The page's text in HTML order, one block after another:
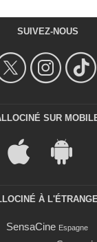
SUIVEZ-NOUS
SUR
À
SensaCine Espagne